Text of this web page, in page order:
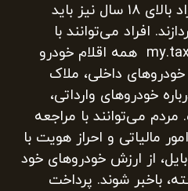
در کشور موجود است. افراد بالای ۱۸ سال نیز باید
افراد می‌توانند با
مراجعه به سامانه my.tax.gov.ir همه اقلام خودرو
داخلی، ملاک
خودروهای وارداتی،
می‌توانند با مراجعه
مالیاتی و احراز هویت با
از ارزش خودروهای خود
باخبر شوند. پرداخت